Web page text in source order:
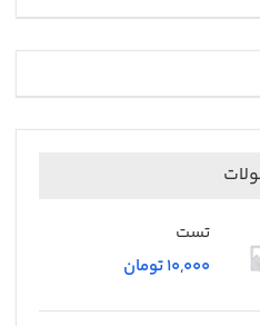
تست
تومان